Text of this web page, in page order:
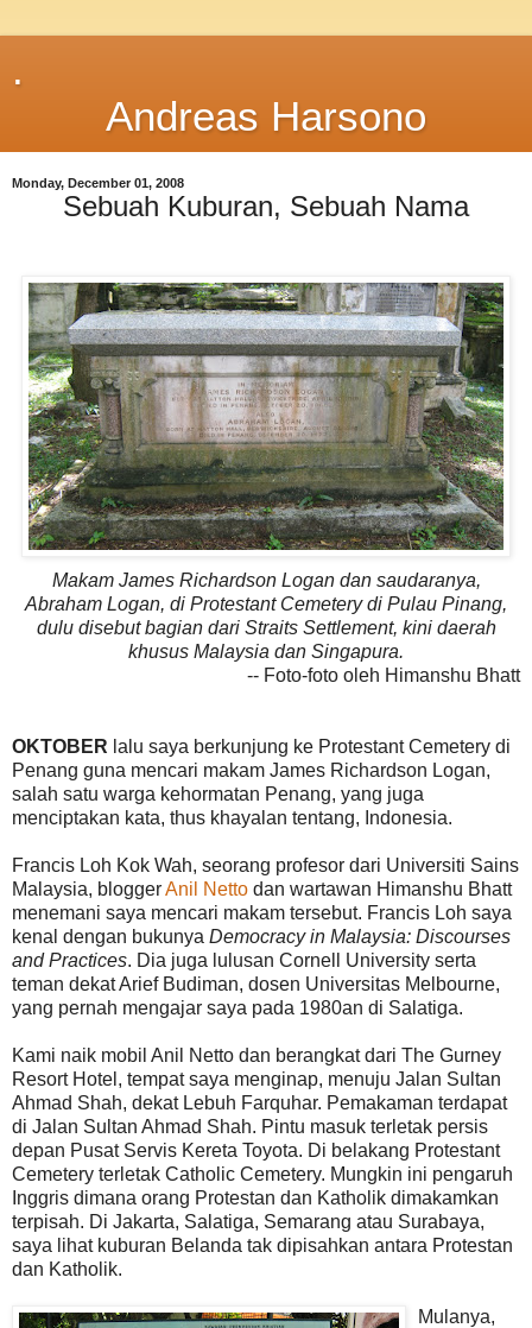
.
Andreas Harsono
Monday, December 01, 2008
Sebuah Kuburan, Sebuah Nama
Makam James Richardson Logan dan saudaranya,
Abraham Logan, di Protestant Cemetery di Pulau Pinang,
dulu disebut bagian dari Straits Settlement, kini daerah
khusus Malaysia dan Singapura.
-- Foto-foto oleh Himanshu Bhatt
OKTOBER lalu saya berkunjung ke Protestant Cemetery di
Penang guna mencari makam James Richardson Logan,
salah satu warga kehormatan Penang, yang juga
menciptakan kata, thus khayalan tentang, Indonesia.
Francis Loh Kok Wah, seorang profesor dari Universiti Sains
Malaysia, bloggerAnil Netto dan wartawan Himanshu Bhatt
menemani saya mencari makam tersebut. Francis Loh saya
kenal dengan bukunya Democracy in Malaysia: Discourses
and Practices. Dia juga lulusan Cornell University serta
teman dekat Arief Budiman, dosen Universitas Melbourne,
yang pernah mengajar saya pada 1980an di Salatiga.
Kami naik mobil Anil Netto dan berangkat dari The Gurney
Resort Hotel, tempat saya menginap, menuju Jalan Sultan
Ahmad Shah, dekat Lebuh Farquhar. Pemakaman terdapat
di Jalan Sultan Ahmad Shah. Pintu masuk terletak persis
depan Pusat Servis Kereta Toyota. Di belakang Protestant
Cemetery terletak Catholic Cemetery. Mungkin ini pengaruh
Inggris dimana orang Protestan dan Katholik dimakamkan
terpisah. Di Jakarta, Salatiga, Semarang atau Surabaya,
saya lihat kuburan Belanda tak dipisahkan antara Protestan
dan Katholik.
Mulanya,